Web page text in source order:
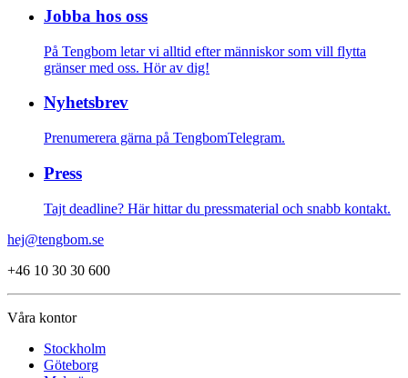
Jobba hos oss
På Tengbom letar vi alltid efter människor som vill flytta
gränser med oss. Hör av dig!
Nyhetsbrev
Prenumerera gärna på TengbomTelegram.
Press
Tajt deadline? Här hittar du pressmaterial och snabb kontakt.
hej@tengbom.se
+46 10 30 30 600
Våra kontor
Stockholm
Göteborg